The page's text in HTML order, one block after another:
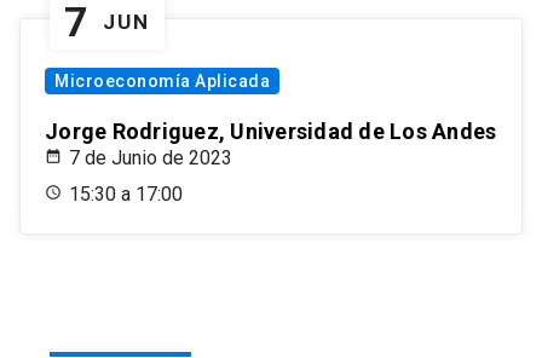
7 JUN
Microeconomía Aplicada
Jorge Rodriguez, Universidad de Los Andes
7 de Junio de 2023
15:30 a 17:00